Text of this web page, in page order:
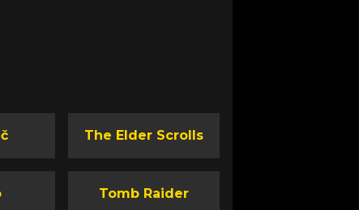
The Elder Scrolls
Tomb Raider